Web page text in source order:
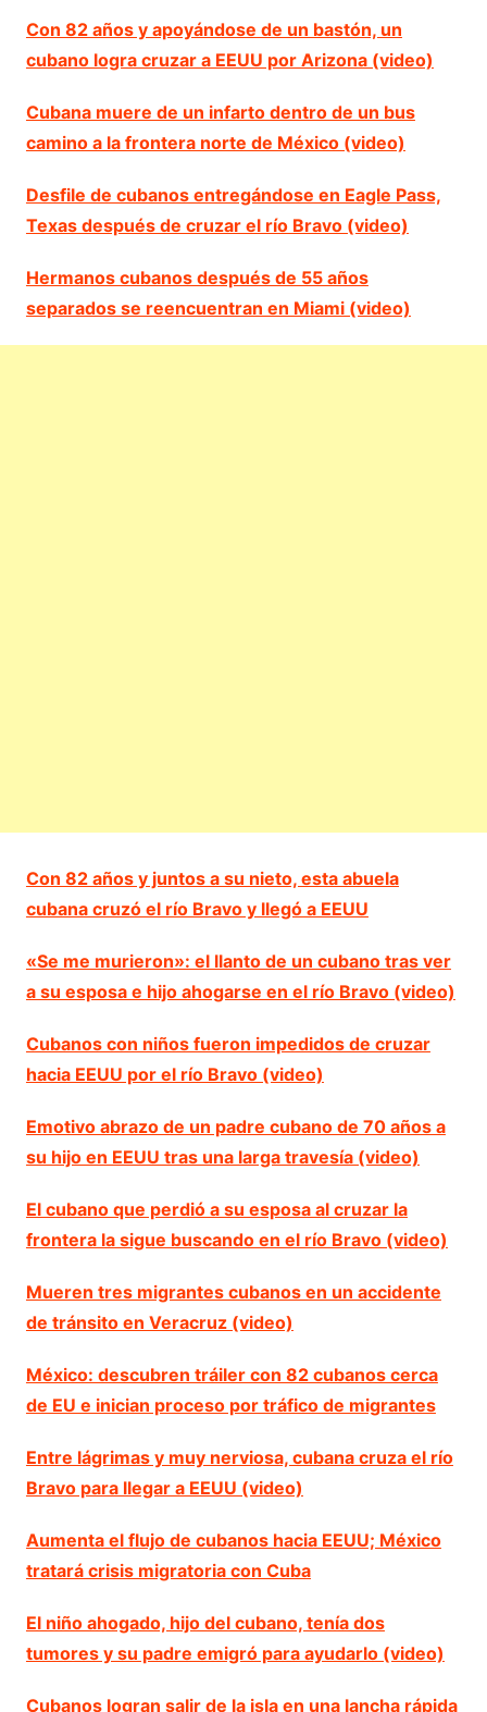
Con 82 años y apoyándose de un bastón, un
cubano logra cruzar a EEUU por Arizona (video)
Cubana muere de un infarto dentro de un bus
camino a la frontera norte de México (video)
Desfile de cubanos entregándose en Eagle Pass,
Texas después de cruzar el río Bravo (video)
Hermanos cubanos después de 55 años
separados se reencuentran en Miami (video)
Con 82 años y juntos a su nieto, esta abuela
cubana cruzó el río Bravo y llegó a EEUU
«Se me murieron»: el llanto de un cubano tras ver
a su esposa e hijo ahogarse en el río Bravo (video)
Cubanos con niños fueron impedidos de cruzar
hacia EEUU por el río Bravo (video)
Emotivo abrazo de un padre cubano de 70 años a
su hijo en EEUU tras una larga travesía (video)
El cubano que perdió a su esposa al cruzar la
frontera la sigue buscando en el río Bravo (video)
Mueren tres migrantes cubanos en un accidente
de tránsito en Veracruz (video)
México: descubren tráiler con 82 cubanos cerca
de EU e inician proceso por tráfico de migrantes
Entre lágrimas y muy nerviosa, cubana cruza el río
Bravo para llegar a EEUU (video)
Aumenta el flujo de cubanos hacia EEUU; México
tratará crisis migratoria con Cuba
El niño ahogado, hijo del cubano, tenía dos
tumores y su padre emigró para ayudarlo (video)
Cubanos logran salir de la isla en una lancha rápida